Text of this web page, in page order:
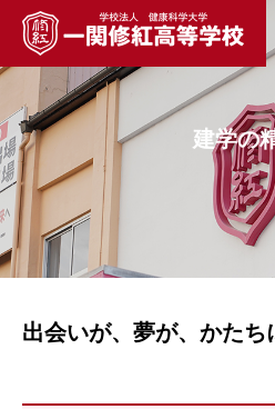
建学の
出会いが、夢が、かたち